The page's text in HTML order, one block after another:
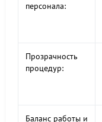
персонала:
Прозрачность
процедур:
Баланс работы и